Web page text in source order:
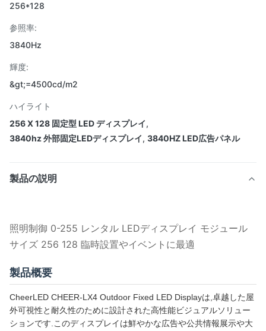
256*128
参照率:
3840Hz
輝度:
&gt;=4500cd/m2
ハイライト
256 X 128 固定型 LED ディスプレイ,
3840hz 外部固定LEDディスプレイ, 3840HZ LED広告パネル
製品の説明
照明制御 0-255 レンタル LEDディスプレイ モジュール
サイズ 256 128 臨時設置やイベントに最適
製品概要
CheerLED CHEER-LX4 Outdoor Fixed LED Displayは,卓越した屋
外可視性と耐久性のために設計された高性能ビジュアルソリュー
ションです.このディスプレイは鮮やかな広告や公共情報展示や大